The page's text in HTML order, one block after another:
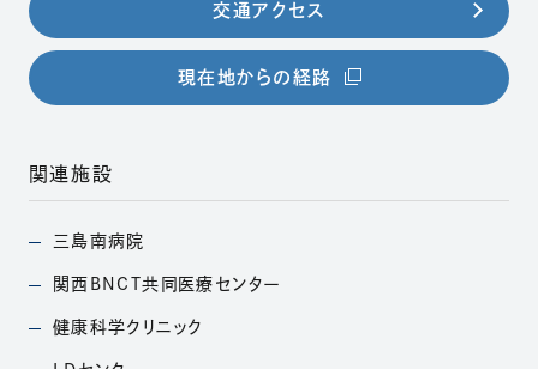
交通アクセス
現在地からの経路 （別ウィンドウで開きま
関連施設
三島南病院
（別ウィンドウで開きます）
関西BNCT共同医療 センター
（別ウィンドウで開きます）
健康科学クリニック
（別ウィンドウで開きます）